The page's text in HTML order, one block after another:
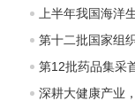
上半年我国海洋
第十二批国家组
第12批药品集采
深耕大健康产业